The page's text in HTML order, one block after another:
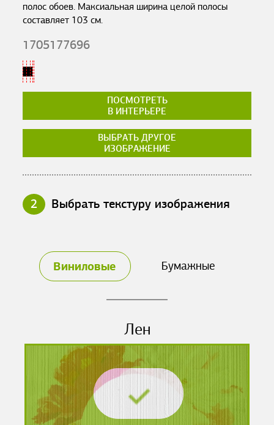
полос обоев. Максиальная ширина целой полосы
составляет 103 см.
1705177696
ПОСМОТРЕТЬ
В ИНТЕРЬЕРЕ
ВЫБРАТЬ ДРУГОЕ
ИЗОБРАЖЕНИЕ
2 Выбрать текстуру изображения
Виниловые Бумажные
Лен